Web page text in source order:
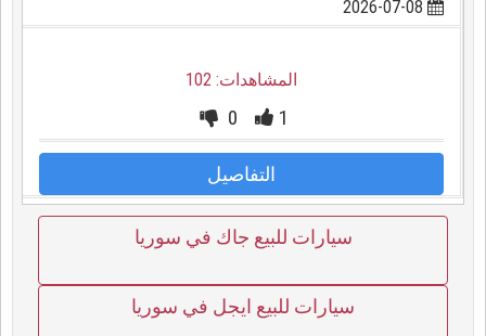
المشاهدات: 102
1
0
التفاصيل
سيارات للبيع جاك في سوريا
سيارات للبيع ايجل في سوريا